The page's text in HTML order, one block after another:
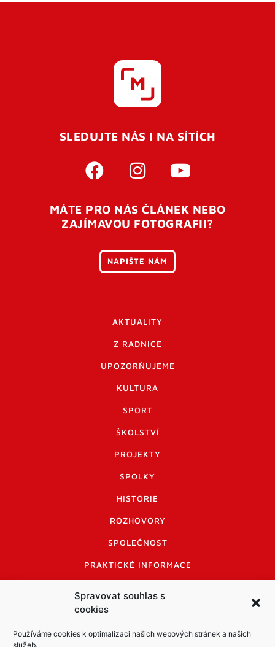
Spravovat souhlas s
cookies
Používáme cookies k optimalizaci našich webových stránek a našich
služeb.
Pro úspěšné dokončení registrace je potřeba
vaší e-mailovouadresu. Po úspěšném odeslání
otevření tohoto odkazu se váš účet ověří a můžete se
přihlásit. Nezapomeňte zkontrolovat složku SPAM ve
SLEDUJTE NÁS I NA SÍTÍCH
MÁTE PRO NÁS ČLÁNEK NEBO
ZAJÍMAVOU FOTOGRAFII?
NAPIŠTE NÁM
AKTUALITY
Z RADNICE
UPOZORŇUJEME
KULTURA
SPORT
ŠKOLSTVÍ
PROJEKTY
SPOLKY
HISTORIE
ROZHOVORY
SPOLEČNOST
PRAKTICKÉ INFORMACE
INFORMACE A KODEX DISKUTUJÍCÍCH
LOGO A LOGO MANUÁL